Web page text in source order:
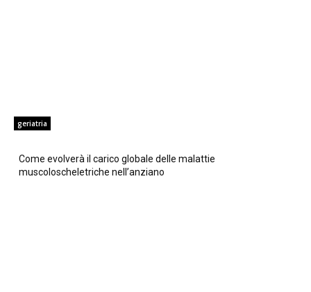
geriatria
Come evolverà il carico globale delle malattie
muscoloscheletriche nell’anziano